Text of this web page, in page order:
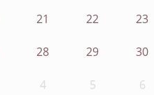
21 22 23
28 29 30
4 5 6